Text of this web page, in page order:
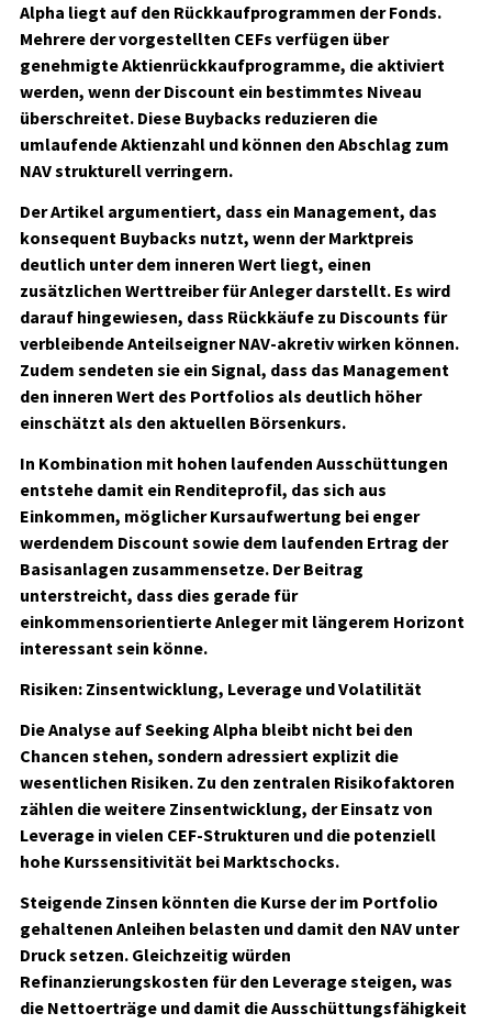
Alpha liegt auf den Rückkaufprogrammen der Fonds.
Mehrere der vorgestellten CEFs verfügen über
genehmigte Aktienrückkaufprogramme, die aktiviert
werden, wenn der Discount ein bestimmtes Niveau
überschreitet. Diese Buybacks reduzieren die
umlaufende Aktienzahl und können den Abschlag zum
NAV strukturell verringern.
Der Artikel argumentiert, dass ein Management, das
konsequent Buybacks nutzt, wenn der Marktpreis
deutlich unter dem inneren Wert liegt, einen
zusätzlichen Werttreiber für Anleger darstellt. Es wird
darauf hingewiesen, dass Rückkäufe zu Discounts für
verbleibende Anteilseigner NAV-akretiv wirken können.
Zudem sendeten sie ein Signal, dass das Management
den inneren Wert des Portfolios als deutlich höher
einschätzt als den aktuellen Börsenkurs.
In Kombination mit hohen laufenden Ausschüttungen
entstehe damit ein Renditeprofil, das sich aus
Einkommen, möglicher Kursaufwertung bei enger
werdendem Discount sowie dem laufenden Ertrag der
Basisanlagen zusammensetze. Der Beitrag
unterstreicht, dass dies gerade für
einkommensorientierte Anleger mit längerem Horizont
interessant sein könne.
Risiken: Zinsentwicklung, Leverage und Volatilität
Die Analyse auf Seeking Alpha bleibt nicht bei den
Chancen stehen, sondern adressiert explizit die
wesentlichen Risiken. Zu den zentralen Risikofaktoren
zählen die weitere Zinsentwicklung, der Einsatz von
Leverage in vielen CEF-Strukturen und die potenziell
hohe Kurssensitivität bei Marktschocks.
Steigende Zinsen könnten die Kurse der im Portfolio
gehaltenen Anleihen belasten und damit den NAV unter
Druck setzen. Gleichzeitig würden
Refinanzierungskosten für den Leverage steigen, was
die Nettoerträge und damit die Ausschüttungsfähigkeit